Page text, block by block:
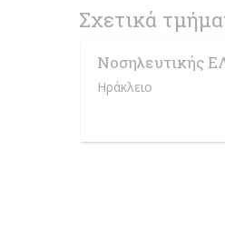
Σχετικά
Νοσηλευτικής
Ηράκλειο